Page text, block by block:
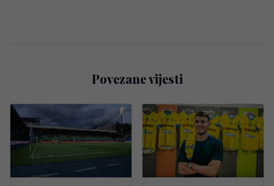
Povezane vijesti